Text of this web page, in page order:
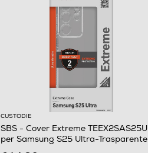
CUSTODIE
SBS - Cover Extreme TEEX2SAS25U
per Samsung S25 Ultra-Trasparente